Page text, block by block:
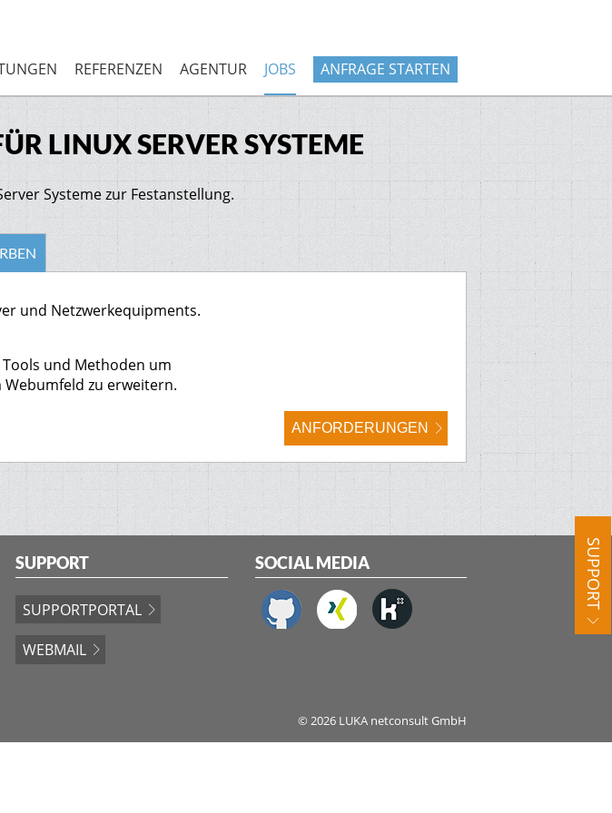
SUPPORT
REFERENZEN AGENTUR JOBS ANFRAGE STARTEN
LINUX SERVER SYSTEME
Systeme zur Festanstellung.
und Netzwerkequipments.
und Methoden um
zu erweitern.
ANFORDERUNGEN
SUPPORT
SUPPORTPORTAL
WEBMAIL
SOCIAL MEDIA
© 2026 LUKA netconsult GmbH